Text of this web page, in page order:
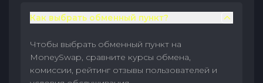
Как выбрать обменный пункт?
Чтобы выбрать обменный пункт на
MoneySwap, сравните курсы обмена,
комиссии, рейтинг отзывы пользователей и